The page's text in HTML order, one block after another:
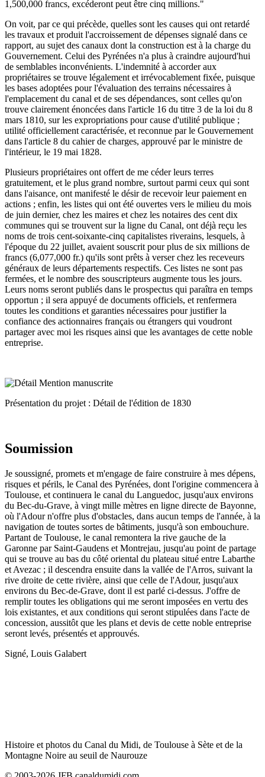
1,500,000 francs, excéderont peut être cinq millions."
On voit, par ce qui précède, quelles sont les causes qui ont retardé
les travaux et produit l'accroissement de dépenses signalé dans ce
rapport, au sujet des canaux dont la construction est à la charge du
Gouvernement. Celui des Pyrénées n'a plus à craindre aujourd'hui
de semblables inconvénients. L'indemnité à accorder aux
propriétaires se trouve légalement et irrévocablement fixée, puisque
les bases adoptées pour l'évaluation des terrains nécessaires à
l'emplacement du canal et de ses dépendances, sont celles qu'on
trouve clairement énoncées dans l'article 16 du titre 3 de la loi du 8
mars 1810, sur les expropriations pour cause d'utilité publique ;
utilité officiellement caractérisée, et reconnue par le Gouvernement
dans l'article 8 du cahier de charges, approuvé par le ministre de
l'intérieur, le 19 mai 1828.
Plusieurs propriétaires ont offert de me céder leurs terres
gratuitement, et le plus grand nombre, surtout parmi ceux qui sont
dans l'aisance, ont manifesté le désir de recevoir leur paiement en
actions ; enfin, les listes qui ont été ouvertes vers le milieu du mois
de juin dernier, chez les maires et chez les notaires des cent dix
communes qui se trouvent sur la ligne du Canal, ont déjà reçu les
noms de trois cent-soixante-cinq capitalistes riverains, lesquels, à
l'époque du 22 juillet, avaient souscrit pour plus de six millions de
francs (6,077,000 fr.) qu'ils sont prêts à verser chez les receveurs
généraux de leurs départements respectifs. Ces listes ne sont pas
fermées, et le nombre des souscripteurs augmente tous les jours.
Leurs noms seront publiés dans le prospectus qui paraîtra en temps
opportun ; il sera appuyé de documents officiels, et renfermera
toutes les conditions et garanties nécessaires pour justifier la
confiance des actionnaires français ou étrangers qui voudront
partager avec moi les risques ainsi que les avantages de cette noble
entreprise.
Présentation du projet : Détail de l'édition de 1830
Soumission
Je soussigné, promets et m'engage de faire construire à mes dépens,
risques et périls, le Canal des Pyrénées, dont l'origine commencera à
Toulouse, et continuera le canal du Languedoc, jusqu'aux environs
du Bec-du-Grave, à vingt mille mètres en ligne directe de Bayonne,
où l'Adour n'offre plus d'obstacles, dans aucun temps de l'année, à la
navigation de toutes sortes de bâtiments, jusqu'à son embouchure.
Partant de Toulouse, le canal remontera la rive gauche de la
Garonne par Saint-Gaudens et Montrejau, jusqu'au point de partage
qui se trouve au bas du côté oriental du plateau situé entre Labarthe
et Avezac ; il descendra ensuite dans la vallée de l'Arros, suivant la
rive droite de cette rivière, ainsi que celle de l'Adour, jusqu'aux
environs du Bec-de-Grave, dont il est parlé ci-dessus. J'offre de
remplir toutes les obligations qui me seront imposées en vertu des
lois existantes, et aux conditions qui seront stipulées dans l'acte de
concession, aussitôt que les plans et devis de cette noble entreprise
seront levés, présentés et approuvés.
Signé, Louis Galabert
Histoire et photos du Canal du Midi, de Toulouse à Sète et de la
Montagne Noire au seuil de Naurouze